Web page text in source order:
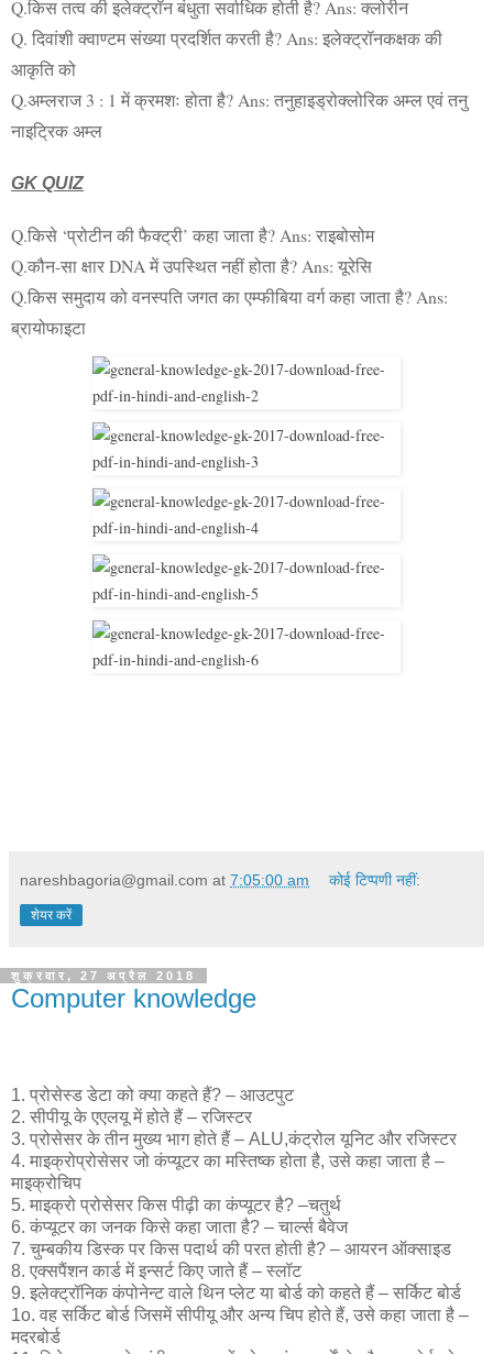
Q.किस तत्व की इलेक्ट्रॉन बंधुता सर्वाधिक होती है? Ans: क्लोरीन
Q. दिवांशी क्वाण्टम संख्या प्रदर्शित करती है? Ans: इलेक्ट्रॉनकक्षक की
आकृति को
Q.अम्लराज 3 : 1 में क्रमशः होता है? Ans: तनुहाइड्रोक्लोरिक अम्ल एवं तनु
नाइट्रिक अम्ल
GK QUIZ
Q.किसे ‘प्रोटीन की फैक्ट्री’ कहा जाता है? Ans: राइबोसोम
Q.कौन-सा क्षार DNA में उपस्थित नहीं होता है? Ans: यूरेसि
Q.किस समुदाय को वनस्पति जगत का एम्फीबिया वर्ग कहा जाता है? Ans:
ब्रायोफाइटा
nareshbagoria@gmail.com at 7:05:00 am कोई टिप्पणी नहीं:
शेयर करें
शुक्रवार, 27 अप्रैल 2018
Computer knowledge
1. प्रोसेस्ड डेटा को क्या कहते हैं? – आउटपुट
2. सीपीयू के एएलयू में होते हैं – रजिस्टर
3. प्रोसेसर के तीन मुख्य भाग होते हैं – ALU,कंट्रोल यूनिट और रजिस्टर
4. माइक्रोप्रोसेसर जो कंप्यूटर का मस्तिष्क होता है, उसे कहा जाता है –
माइक्रोचिप
5. माइक्रो प्रोसेसर किस पीढ़ी का कंप्यूटर है? –चतुर्थ
6. कंप्यूटर का जनक किसे कहा जाता है? – चार्ल्स बैवेज
7. चुम्बकीय डिस्क पर किस पदार्थ की परत होती है? – आयरन ऑक्साइड
8. एक्सपैंशन कार्ड में इन्सर्ट किए जाते हैं – स्लॉट
9. इलेक्ट्रॉनिक कंपोनेन्ट वाले थिन प्लेट या बोर्ड को कहते हैं – सर्किट बोर्ड
1o. वह सर्किट बोर्ड जिसमें सीपीयू और अन्य चिप होते हैं, उसे कहा जाता है –
मदरबोर्ड